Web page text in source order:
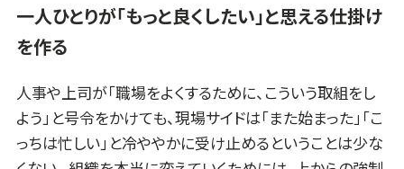
一人ひとりが「もっと良くしたい」と思える仕掛け
を作る
人事や上司が「職場をよくするために、こういう取組をし
よう」と号令をかけても、現場サイドは「また始まった」「こ
っちは忙しい」と冷ややかに受け止めるということは少な